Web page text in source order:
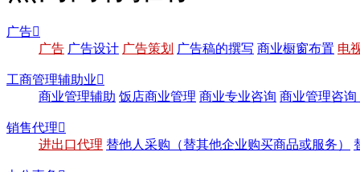
广告
广告 广告设计 广告策划 广告稿的撰写 商业橱窗布置 电
工商管理辅助业
商业管理辅助 饭店商业管理 商业专业咨询 商业管理咨询
销售代理
进出口代理 替他人采购（替其他企业购买商品或服务）